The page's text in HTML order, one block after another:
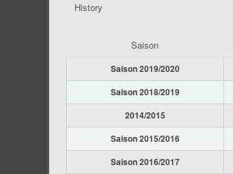
History
Saison
Saison 2019/2020
Saison 2018/2019
2014/2015
Saison 2015/2016
Saison 2016/2017